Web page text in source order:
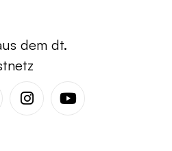
dem dt.
InstagramYoutube